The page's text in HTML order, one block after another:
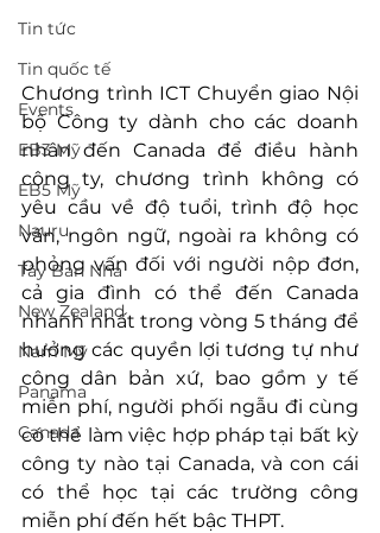
Tin tức
Tin quốc tế
Events
EB3 Mỹ
EB5 Mỹ
Nauru
Tây Ban Nha
New Zealand
Nam Mỹ
Panama
Canada
Chương trình ICT Chuyển giao Nội
bộ Công ty dành cho các doanh
nhân đến Canada để điều hành
công ty, chương trình không có
yêu cầu về độ tuổi, trình độ học
vấn, ngôn ngữ, ngoài ra không có
phỏng vấn đối với người nộp đơn,
cả gia đình có thể đến Canada
nhanh nhất trong vòng 5 tháng để
hưởng các quyền lợi tương tự như
công dân bản xứ, bao gồm y tế
miễn phí, người phối ngẫu đi cùng
có thể làm việc hợp pháp tại bất kỳ
công ty nào tại Canada, và con cái
có thể học tại các trường công
miễn phí đến hết bậc THPT.